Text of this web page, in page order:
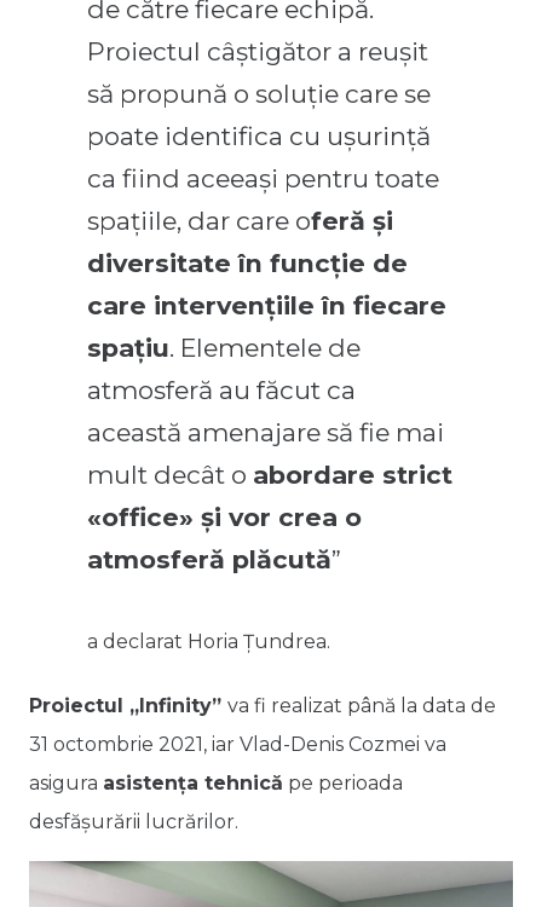
de către fiecare echipă.
Proiectul câștigător a reușit
să propună o soluție care se
poate identifica cu ușurință
ca fiind aceeași pentru toate
spațiile, dar care oferă și
diversitate în funcție de
care intervențiile în fiecare
spațiu. Elementele de
atmosferă au făcut ca
această amenajare să fie mai
mult decât o abordare strict
«office» și vor crea o
atmosferă plăcută”
a declarat Horia Țundrea.
Proiectul „Infinity” va fi realizat până la data de
31 octombrie 2021, iar Vlad-Denis Cozmei va
asigura asistența tehnică pe perioada
desfășurării lucrărilor.